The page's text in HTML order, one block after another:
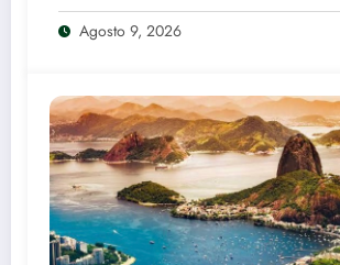
Agosto 9, 2026